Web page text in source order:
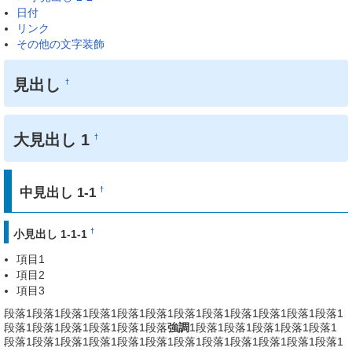
日付
リンク
その他の文字装飾
見出し †
大見出し 1†
中見出し 1-1†
小見出し 1-1-1 †
項目1
項目2
項目3
段落1段落1段落1段落1段落1段落1段落1段落1段落1段落1段落1段落1
段落1段落1段落1段落1段落1段落強調1段落1段落1段落1段落1段落1
段落1段落1段落1段落1段落1段落1段落1段落1段落1段落1段落1段落1